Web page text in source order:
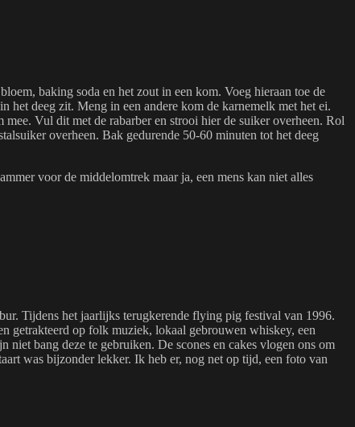
baking soda en het zout in een kom. Voeg hieraan toe de
het deeg zit. Meng in een andere kom de karnemelk met het ei.
Vul dit met de rabarber en strooi hier de suiker overheen. Rol
overheen. Bak gedurende 50-60 minuten tot het deeg
voor de middelomtrek maar ja, een mens kan niet alles
Tijdens het jaarlijks terugkerende flying pig festival van 1996.
getrakteerd op folk muziek, lokaal gebrouwen whiskey, een
bang deze te gebruiken. De scones en cakes vlogen ons om
was bijzonder lekker. Ik heb er, nog net op tijd, een foto van